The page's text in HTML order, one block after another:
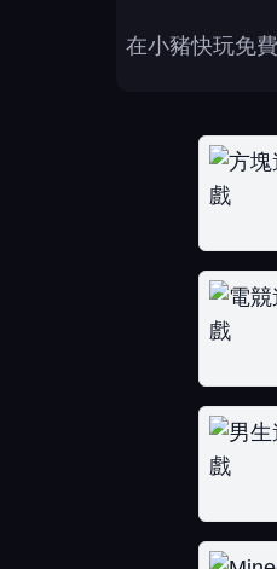
在小豬快玩免